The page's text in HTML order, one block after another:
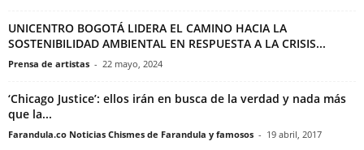
UNICENTRO BOGOTÁ LIDERA EL CAMINO HACIA LA
SOSTENIBILIDAD AMBIENTAL EN RESPUESTA A LA CRISIS...
Prensa de artistas - 22 mayo, 2024
‘Chicago Justice’: ellos irán en busca de la verdad y nada más
que la...
Farandula.co Noticias Chismes de Farandula y famosos - 19 abril, 2017